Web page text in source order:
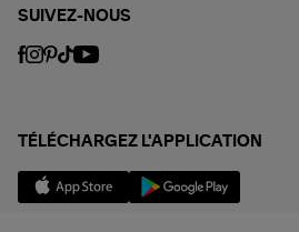
SUIVEZ-NOUS
TÉLÉCHARGEZ L'APPLICATION